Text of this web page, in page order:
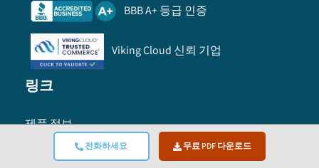
전화하세요 무료 PDF 다운로드
BBB A+ 등급 인증
Viking Cloud 신뢰 기업
링크
제품 정보